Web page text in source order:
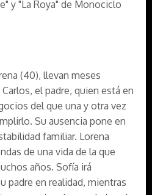
y "La Roya" de Monociclo
(40), llevan meses
el padre, quien está en
del que una y otra vez
Su ausencia pone en
familiar. Lorena
de una vida de la que
años. Sofía irá
padre en realidad, mientras